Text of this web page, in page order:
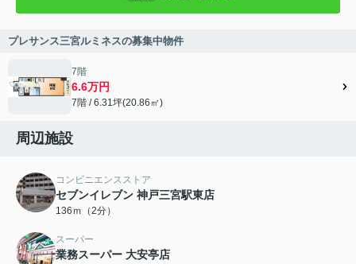
プレサンス三宮ルミネスの募集中物件
7階
6.6万円
7階 / 6.31坪(20.86㎡)
周辺施設
コンビニエンスストア
セブンイレブン 神戸三宮駅東店
136ｍ（2分）
スーパー
業務スーパー 大安亭店